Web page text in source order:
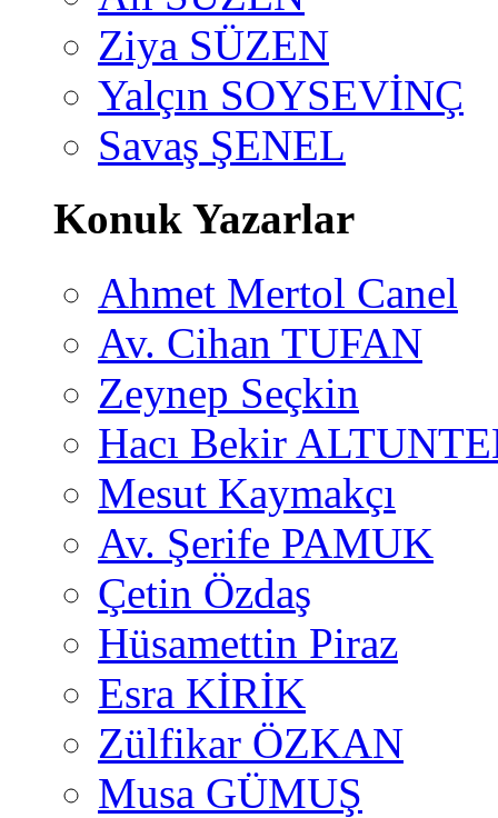
Ziya SÜZEN
Yalçın SOYSEVİNÇ
Savaş ŞENEL
Konuk Yazarlar
Ahmet Mertol Canel
Av. Cihan TUFAN
Zeynep Seçkin
Hacı Bekir
Mesut Kaymakçı
Av. Şerife PAMUK
Çetin Özdaş
Hüsamettin Piraz
Esra KİRİK
Zülfikar ÖZKAN
Musa GÜMUŞ